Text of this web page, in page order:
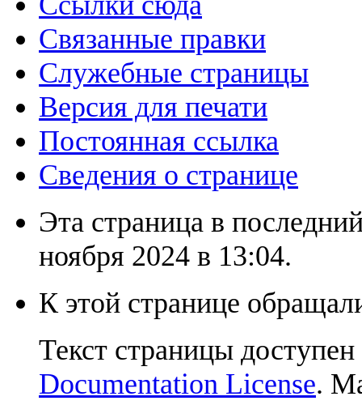
Связанные правки
Служебные страницы
Версия для печати
Постоянная ссылка
Сведения о странице
Эта страница в
ноября 2024 в 13:04.
К этой странице
Текст страницы
Documentation License.